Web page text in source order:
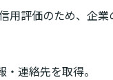
用評価のため、企
連絡先を取得。